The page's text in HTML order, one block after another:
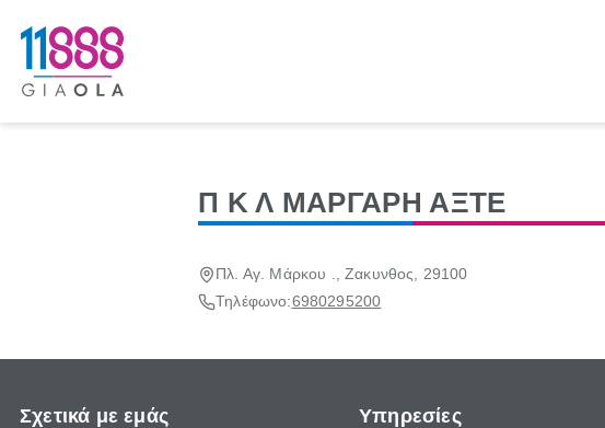
Π Κ Λ ΜΑΡΓΑΡΗ ΑΞΤΕ
Πλ. Αγ. Μάρκου ., Ζακυνθος, 29100
Τηλέφωνο:6980295200
Σχετικά με εμάς Υπηρεσίες